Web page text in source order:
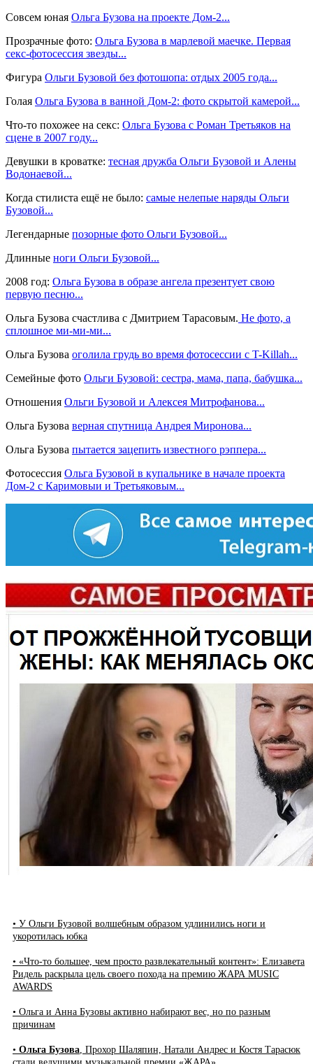
Совсем юная Ольга Бузова на проекте Дом-2...
Прозрачные фото: Ольга Бузова в марлевой маечке. Первая
секс-фотосессия звезды...
Фигура Ольги Бузовой без фотошопа: отдых 2005 года...
Голая Ольга Бузова в ванной Дом-2: фото скрытой камерой...
Что-то похожее на секс: Ольга Бузова с Роман Третьяков на
сцене в 2007 году...
Девушки в кроватке: тесная дружба Ольги Бузовой и Алены
Водонаевой...
Когда стилиста ещё не было: самые нелепые наряды Ольги
Бузовой...
Легендарные позорные фото Ольги Бузовой...
Длинные ноги Ольги Бузовой...
2008 год: Ольга Бузова в образе ангела презентует свою
первую песню...
Ольга Бузова счастлива с Дмитрием Тарасовым. Не фото, а
сплошное ми-ми-ми...
Ольга Бузова оголила грудь во время фотосессии с T-Killah...
Семейные фото Ольги Бузовой: сестра, мама, папа, бабушка...
Отношения Ольги Бузовой и Алексея Митрофанова...
Ольга Бузова верная спутница Андрея Миронова...
Ольга Бузова пытается зацепить известного рэппера...
Фотосессия Ольга Бузовой в купальнике в начале проекта
Дом-2 с Каримовыи и Третьяковым...
• У Ольги Бузовой волшебным образом удлинились ноги и
укоротилась юбка
• «Что-то большее, чем просто развлекательный контент»: Елизавета
Ридель раскрыла цель своего похода на премию ЖАРА MUSIC
AWARDS
• Ольга и Анна Бузовы активно набирают вес, но по разным
причинам
• Ольга Бузова , Прохор Шаляпин, Натали Андрес и Костя Тарасюк